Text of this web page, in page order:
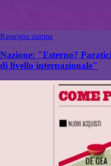
Rassegna stampa
Nazione: "Esterno?
di livello internazionale"